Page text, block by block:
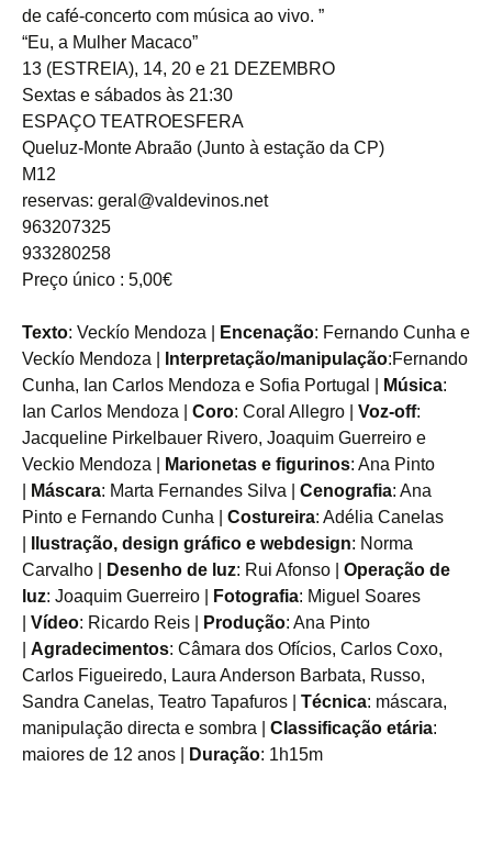
de café-concerto com música ao vivo. ”
“Eu, a Mulher Macaco”
13 (ESTREIA), 14, 20 e 21 DEZEMBRO
Sextas e sábados às 21:30
ESPAÇO TEATROESFERA
Queluz-Monte Abraão (Junto à estação da CP)
M12
reservas: geral@valdevinos.net
963207325
933280258
Preço único : 5,00€
Texto: Veckío Mendoza | Encenação: Fernando Cunha e
Veckío Mendoza |
Interpretação/manipulação:Fernando
Cunha, Ian Carlos Mendoza e Sofia Portugal |
Música:
Ian Carlos Mendoza | Coro: Coral Allegro | Voz-off:
Jacqueline Pirkelbauer Rivero, Joaquim Guerreiro e
Veckio Mendoza |
Marionetas e figurinos: Ana Pinto
Máscara: Marta Fernandes Silva | Cenografia: Ana
Pinto e Fernando Cunha | Costureira: Adélia Canelas
Ilustração, design gráfico e webdesign: Norma
Carvalho |
Desenho de luz: Rui Afonso | Operação de
luz: Joaquim Guerreiro | Fotografia: Miguel Soares
Vídeo: Ricardo Reis | Produção: Ana Pinto
Agradecimentos: Câmara dos Ofícios, Carlos Coxo,
Carlos Figueiredo, Laura Anderson Barbata, Russo,
Sandra Canelas, Teatro Tapafuros | Técnica: máscara,
manipulação directa e sombra | Classificação etária:
maiores de 12 anos |
Duração: 1h15m